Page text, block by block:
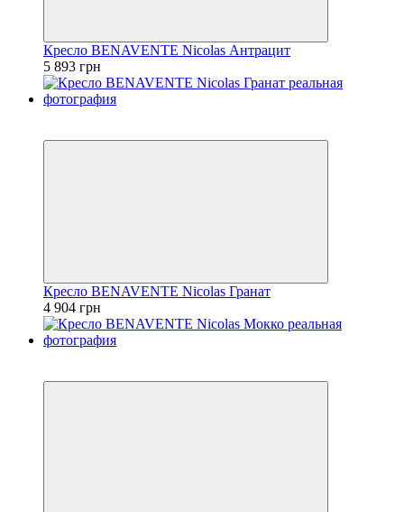
Кресло BENAVENTE Nicolas Антрацит
5 893 грн
Кресло BENAVENTE Nicolas Гранат
4 904 грн